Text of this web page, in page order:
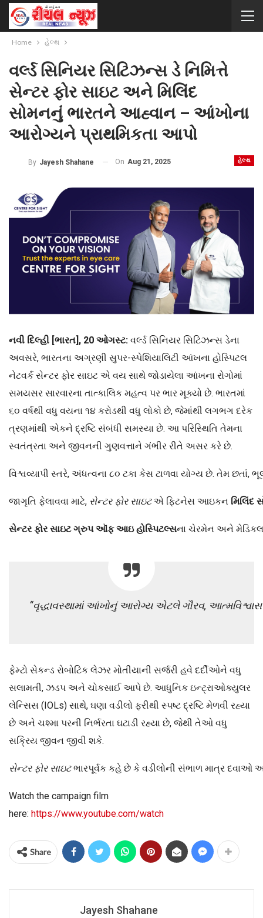
Home હેલ્થ
વર્લ્ડ સિનિયર સિટિઝન્સ ડે નિમિત્તે
સેન્ટર ફોર સાઇટ અને મિલિંદ
સોમનનું ભારતને આહ્વાન – આંખોના
આરોગ્યને પ્રાથમિકતા આપો
હેલ્થ
By Jayesh Shahane On Aug 21, 2025
નવી દિલ્હી [ભારત], 20 ઓગસ્ટ: વર્લ્ડ સિનિયર સિટિઝન્સ ડેના
અવસરે, ભારતના અગ્રણી સુપર-સ્પેશિયાલિટી આંખના હોસ્પિટલ
નેટવર્ક સેન્ટર ફોર સાઇટ એ વય સાથે જોડાયેલા આંખના રોગોમાં
સમયસર સારવારના તાત્કાલિક મહત્વ પર ભાર મૂક્યો છે. ભારતમાં
૬૦ વર્ષથી વધુ વયના ૧૪ કરોડથી વધુ લોકો છે, જેમાંથી લગભગ દરેક
ત્રણમાંથી એકને દ્રષ્ટિ સંબંધી સમસ્યા છે. આ પરિસ્થિતિ તેમના
સ્વતંત્રતા અને જીવનની ગુણવત્તાને ગંભીર રીતે અસર કરે છે.
વિશ્વવ્યાપી સ્તરે, અંધત્વના ૮૦ ટકા કેસ ટાળવા યોગ્ય છે. તેમ
જાગૃતિ ફેલાવવા માટે, સેન્ટર ફોર સાઇટએ ફિટનેસ આઇકન મિલિંદ
સેન્ટર ફોર સાઇટ ગ્રુપ ઑફ આઇ હોસ્પિટલ્સના ચેરમેન અને મેડિકલ
“વૃદ્ધાવસ્થામાં આંખોનું આરોગ્ય એટલે ગૌરવ, આત્મવિશ્વાસ
ફેમ્ટો સેકન્ડ રોબોટિક લેઝર મોતીયાની સર્જરી હવે દર્દીઓને વધુ
સલામતી, ઝડપ અને ચોકસાઈ આપે છે. આધુનિક ઇન્ટ્રાઓક્યુલર
લેન્સિસ (IOLs) સાથે, ઘણા વડીલો ફરીથી સ્પષ્ટ દ્રષ્ટિ મેળવી રહ્યા
છે અને ચશ્મા પરની નિર્ભરતા ઘટાડી રહ્યા છે, જેથી તેઓ વધુ
સક્રિય જીવન જીવી શકે.
સેન્ટર ફોર સાઇટભારપૂર્વક કહે છે કે વડીલોની સંભાળ માત્ર દવાઓ
Watch the campaign film
here: https://www.youtube.com/watch
Share
Jayesh Shahane